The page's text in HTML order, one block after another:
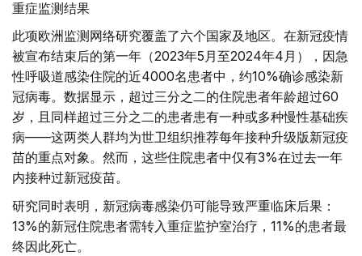
重症监测结果
此项欧洲监测网络研究覆盖了六个国家及地区。在新冠疫情
被宣布结束后的第一年（2023年5月至2024年4月），因急
性呼吸道感染住院的近4000名患者中，约10%确诊感染新
冠病毒。数据显示，超过三分之二的住院患者年龄超过60
岁，且同样超过三分之二的患者患有一种或多种慢性基础疾
病——这两类人群均为世卫组织推荐每年接种升级版新冠疫
苗的重点对象。然而，这些住院患者中仅有3%在过去一年
内接种过新冠疫苗。
研究同时表明，新冠病毒感染仍可能导致严重临床后果：
13%的新冠住院患者需转入重症监护室治疗，11%的患者最
终因此死亡。